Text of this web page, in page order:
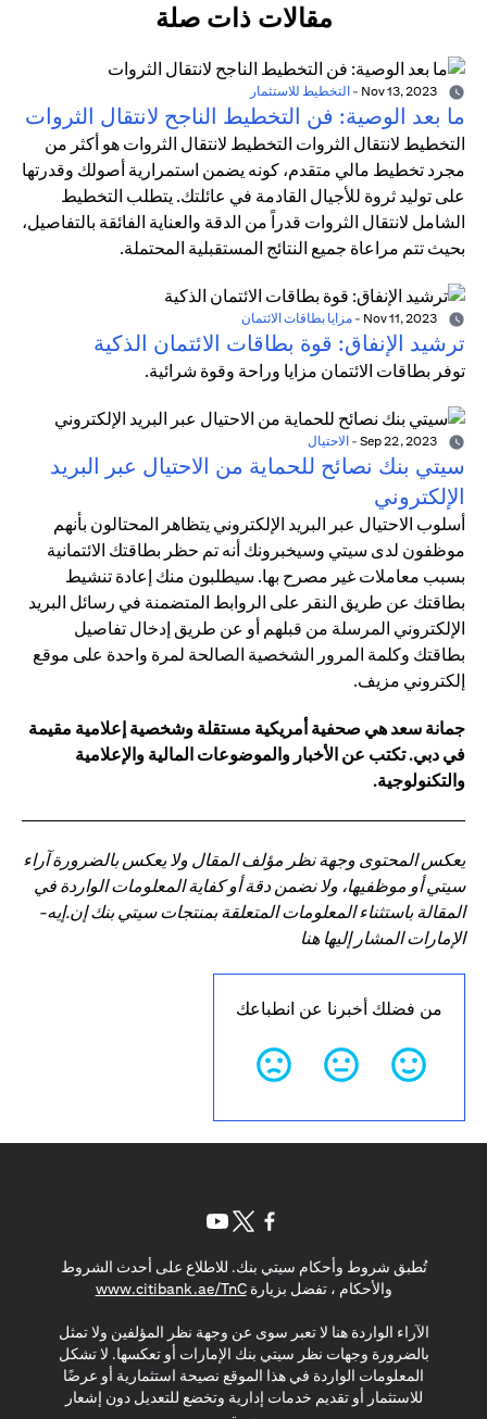
مقالات ذات صلة
- التخطيط للاستثمار
ما بعد الوصية: فن التخطيط الناجح لانتقال الثروات
التخطيط لانتقال الثروات التخطيط لانتقال الثروات هو أكثر من
مجرد تخطيط مالي متقدم، كونه يضمن استمرارية أصولك وقدرتها
على توليد ثروة للأجيال القادمة في عائلتك. يتطلب التخطيط
الشامل لانتقال الثروات قدراً من الدقة والعناية الفائقة بالتفاصيل،
بحيث تتم مراعاة جميع النتائج المستقبلية المحتملة.
- مزايا بطاقات الائتمان
ترشيد الإنفاق: قوة بطاقات الائتمان الذكية
توفر بطاقات الائتمان مزايا وراحة وقوة شرائية.
- الاحتيال
سيتي بنك نصائح للحماية من الاحتيال عبر البريد
الإلكتروني
أسلوب الاحتيال عبر البريد الإلكتروني يتظاهر المحتالون بأنهم
موظفون لدى سيتي وسيخبرونك أنه تم حظر بطاقتك الائتمانية
بسبب معاملات غير مصرح بها. سيطلبون منك إعادة تنشيط
بطاقتك عن طريق النقر على الروابط المتضمنة في رسائل البريد
الإلكتروني المرسلة من قبلهم أو عن طريق إدخال تفاصيل
بطاقتك وكلمة المرور الشخصية الصالحة لمرة واحدة على موقع
إلكتروني مزيف.
جمانة سعد هي صحفية أمريكية مستقلة وشخصية إعلامية مقيمة
في دبي. تكتب عن الأخبار والموضوعات المالية والإعلامية
والتكنولوجية.
يعكس المحتوى وجهة نظر مؤلف المقال ولا يعكس بالضرورة آراء
سيتي أو موظفيها، ولا نضمن دقة أو كفاية المعلومات الواردة في
المقالة باستثناء المعلومات المتعلقة بمنتجات سيتي بنك إن.إيه-
الإمارات المشار إليها هنا
من فضلك أخبرنا عن انطباعك
تُطبق شروط وأحكام سيتي بنك. للاطلاع على أحدث الشروط
والأحكام ، تفضل بزيارةwww.citibank.ae/TnC
(opens in a new tab)
الآراء الواردة هنا لا تعبر سوى عن وجهة نظر المؤلفين ولا تمثل
بالضرورة وجهات نظر سيتي بنك الإمارات أو تعكسها. لا تشكل
المعلومات الواردة في هذا الموقع نصيحة استثمارية أو عرضًا
للاستثمار أو تقديم خدمات إدارية وتخضع للتعديل دون إشعار